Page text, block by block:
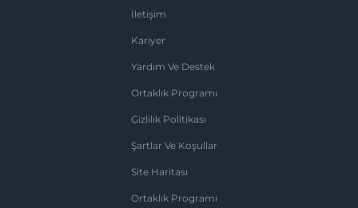
İletişim
Kariyer
Yardım Ve Destek
Ortaklık Programı
Gizlilik Politikası
Şartlar Ve Koşullar
Site Haritası
Ortaklık Programı